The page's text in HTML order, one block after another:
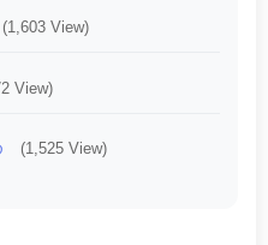
(1,603 View)
View)
(1,525 View)